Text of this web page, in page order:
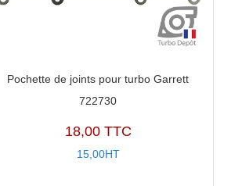
Pochette de joints pour turbo Garrett
722730
18,00 TTC
15,00HT